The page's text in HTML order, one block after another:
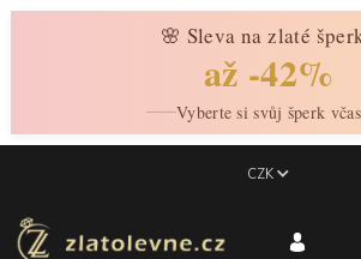
🌸 Sleva na zlaté
až -42%
Vyberte si svůj šperk včas
CZK